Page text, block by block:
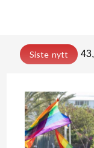
Siste nytt